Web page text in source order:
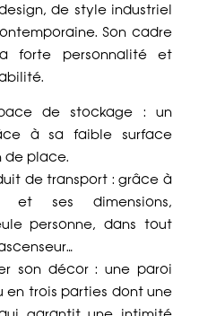
de style industriel
Son cadre
forte personnalité et
de stockage : un
à sa faible surface
de place.
de transport : grâce à
et ses dimensions,
personne, dans tout
son décor : une paroi
en trois parties dont une